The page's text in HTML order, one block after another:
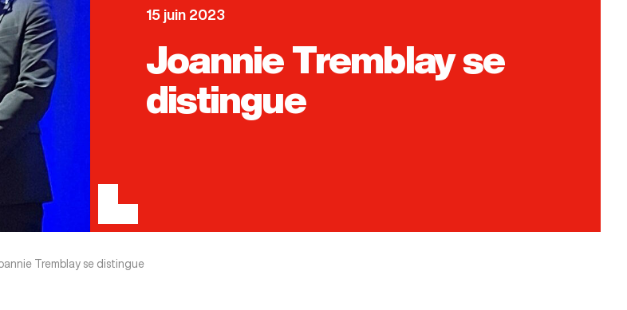
15 juin 2023
Joannie Tremblay se
distingue
Tremblay se distingue